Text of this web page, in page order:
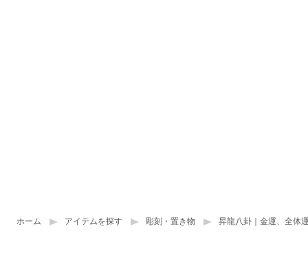
ホーム アイテムを探す 彫刻・置き物 昇龍八卦｜金運、全体